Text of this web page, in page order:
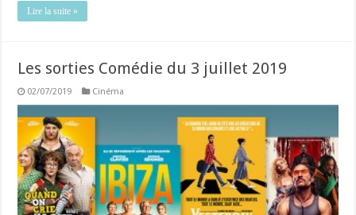
Lire la suite »
Les sorties Comédie du 3 juillet 2019
02/07/2019 Cinéma